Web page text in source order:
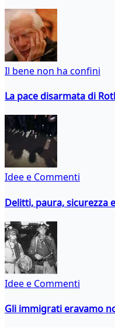
Il bene non ha confini
La pace disarmata di
Idee e Commenti
Delitti, paura, sicurezza
Idee e Commenti
Gli immigrati eravamo